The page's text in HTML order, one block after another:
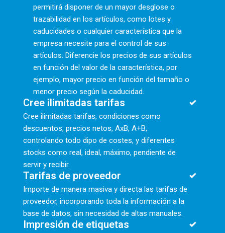
permitirá disponer de un mayor desglose o
trazabilidad en los artículos, como lotes y
caducidades o cualquier característica que la
empresa necesite para el control de sus
artículos. Diferencie los precios de sus artículos
en función del valor de la característica, por
ejemplo, mayor precio en función del tamaño o
menor precio según la caducidad.
Cree ilimitadas tarifas
Cree ilimitadas tarifas, condiciones como
descuentos, precios netos, AxB, A+B,
controlando todo dipo de costes, y diferentes
stocks como real, ideal, máximo, pendiente de
servir y recibir.
Tarifas de proveedor
Importe de manera masiva y directa las tarifas de
proveedor, incorporando toda la información a la
base de datos, sin necesidad de altas manuales.
Impresión de etiquetas